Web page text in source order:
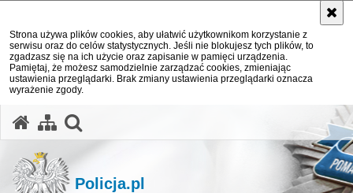
Strona używa plików cookies, aby ułatwić użytkownikom korzystanie z
serwisu oraz do celów statystycznych. Jeśli nie blokujesz tych plików, to
zgadzasz się na ich użycie oraz zapisanie w pamięci urządzenia.
Pamiętaj, że możesz samodzielnie zarządzać cookies, zmieniając
ustawienia przeglądarki. Brak zmiany ustawienia przeglądarki oznacza
wyrażenie zgody.
Policja.pl